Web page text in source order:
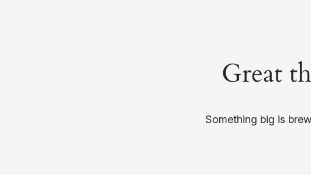
Great
Something big is